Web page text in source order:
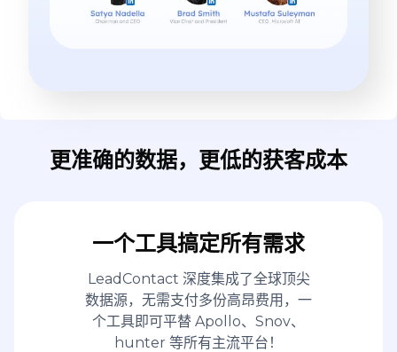
更准确的数据，更低的获客成本
一个工具搞定所有需求
LeadContact 深度集成了全球顶尖
数据源，无需支付多份高昂费用，一
个工具即可平替 Apollo、Snov、
hunter 等所有主流平台！